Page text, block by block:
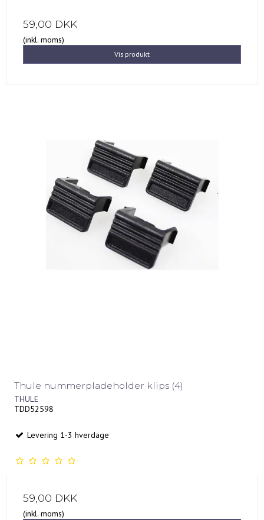
59,00 DKK
(inkl. moms)
Vis produkt
Thule nummerpladeholder klips (4)
THULE
TDD52598
Levering 1-3 hverdage
59,00 DKK
(inkl. moms)